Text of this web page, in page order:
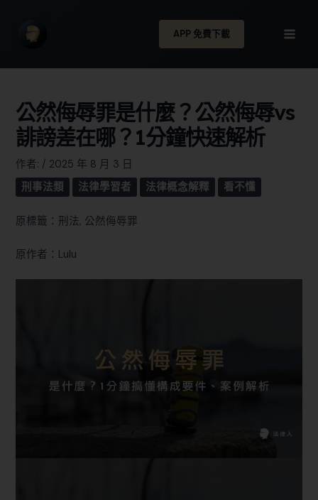
APP 免費下載
公然侮辱罪是什麼？公然侮辱vs
誹謗差在哪？1分鐘快速解析
作者: / 2025 年 8 月 3 日
刑事法類
法律學習者 法律概念解釋 看不懂
原標籤：刑法, 公然侮辱罪
原作者：Lulu